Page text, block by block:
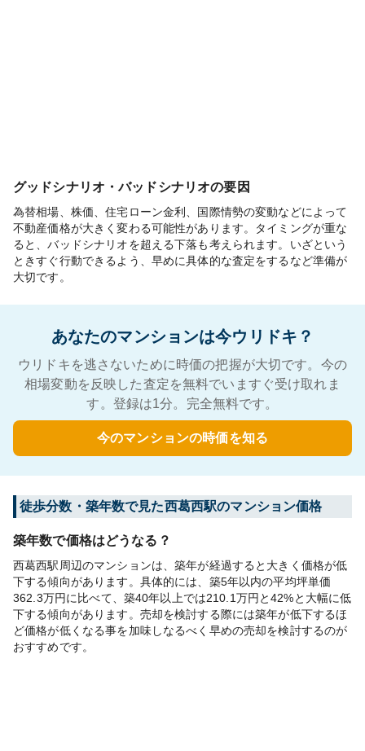
グッドシナリオ・バッドシナリオの要因
為替相場、株価、住宅ローン金利、国際情勢の変動などによって
不動産価格が大きく変わる可能性があります。タイミングが重な
ると、バッドシナリオを超える下落も考えられます。いざという
ときすぐ行動できるよう、早めに具体的な査定をするなど準備が
大切です。
あなたのマンションは今ウリドキ？
ウリドキを逃さないために時価の把握が大切です。今の
相場変動を反映した査定を無料でいますぐ受け取れま
す。登録は1分。完全無料です。
今のマンションの時価を知る
徒歩分数・築年数で見た西葛西駅のマンション価格
築年数で価格はどうなる？
西葛西駅周辺のマンションは、築年が経過すると大きく価格が低
下する傾向があります。具体的には、築5年以内の平均坪単価
362.3万円に比べて、築40年以上では210.1万円と42%と大幅に低
下する傾向があります。売却を検討する際には築年が低下するほ
ど価格が低くなる事を加味しなるべく早めの売却を検討するのが
おすすめです。